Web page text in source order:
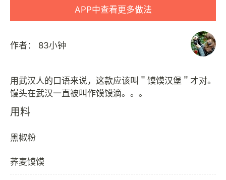
APP中查看更多做法
作者： 83小钟
用武汉人的口语来说，这款应该叫＂馍馍汉堡＂才对。
用料
黑椒粉
荞麦馍馍